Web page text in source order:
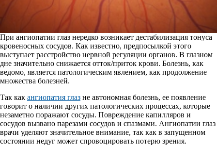
При ангиопатии глаз нередко возникает дестабилизация тонуса
кровеносных сосудов. Как известно, предпосылкой этого
выступает расстройство нервной регуляции органов. В глазном
дне значительно снижается отток/приток крови. Болезнь, как
ведомо, является патологическим явлением, как продолжение
множества болезней.
Так как ангиопатия глаз не автономная болезнь, ее появление
говорит о наличии других патологических процессах, которые
незаметно поражают сосуды. Повреждение капилляров и
сосудов вызвано парезами сосудов и спазмами. Ангиопатии глаз
врачи уделяют значительное внимание, так как в запущенном
состоянии недуг может спровоцировать потерю зрения.